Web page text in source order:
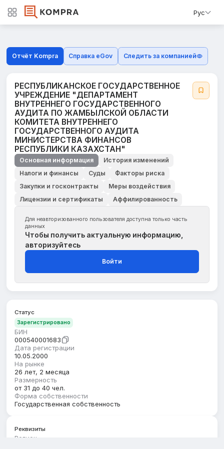
Рус
Отчёт Kompra Справка eGov Следить за компанией
РЕСПУБЛИКАНСКОЕ ГОСУДАРСТВЕННОЕ
УЧРЕЖДЕНИЕ "ДЕПАРТАМЕНТ
ВНУТРЕННЕГО ГОСУДАРСТВЕННОГО
АУДИТА ПО ЖАМБЫЛСКОЙ ОБЛАСТИ
КОМИТЕТА ВНУТРЕННЕГО
ГОСУДАРСТВЕННОГО АУДИТА
МИНИСТЕРСТВА ФИНАНСОВ
РЕСПУБЛИКИ КАЗАХСТАН"
Основная информация
История изменений
Налоги и финансы
Суды
Факторы риска
Закупки и госконтракты
Меры воздействия
Лицензии и сертификаты
Аффилированность
Для неавторизованного пользователя доступна только часть
данных
Чтобы получить актуальную информацию,
авторизуйтесь
Войти
Статус
Зарегистрировано
БИН
000540001683
Дата регистрации
10.05.2000
На рынке
26 лет, 2 месяца
Размерность
от 31 до 40 чел.
Форма собственности
Государственная собственность
Реквизиты
Регион